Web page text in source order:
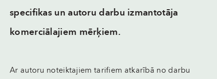
specifikas un autoru darbu izmantotāja
komerciālajiem mērķiem.
Ar autoru noteiktajiem tarifiem atkarībā no darbu